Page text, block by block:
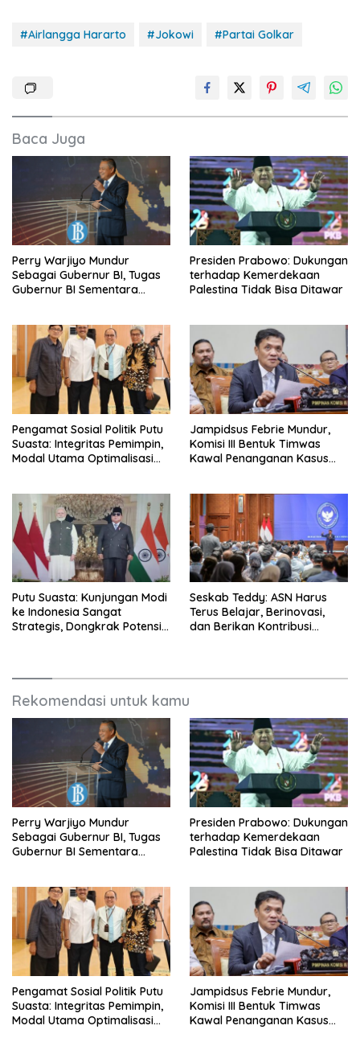
#Airlangga Hararto #Jokowi #Partai Golkar
Baca Juga
Perry Warjiyo Mundur
Sebagai Gubernur BI, Tugas
Gubernur BI Sementara
Presiden Prabowo: Dukungan
terhadap Kemerdekaan
Palestina Tidak Bisa Ditawar
Pengamat Sosial Politik Putu
Suasta: Integritas Pemimpin,
Modal Utama Optimalisasi
Jampidsus Febrie Mundur,
Komisi III Bentuk Timwas
Kawal Penanganan Kasus
Putu Suasta: Kunjungan Modi
ke Indonesia Sangat
Strategis, Dongkrak Potensi
Seskab Teddy: ASN Harus
Terus Belajar, Berinovasi,
dan Berikan Kontribusi
Rekomendasi untuk kamu
Perry Warjiyo Mundur
Sebagai Gubernur BI, Tugas
Gubernur BI Sementara
Presiden Prabowo: Dukungan
terhadap Kemerdekaan
Palestina Tidak Bisa Ditawar
Pengamat Sosial Politik Putu
Suasta: Integritas Pemimpin,
Modal Utama Optimalisasi
Jampidsus Febrie Mundur,
Komisi III Bentuk Timwas
Kawal Penanganan Kasus